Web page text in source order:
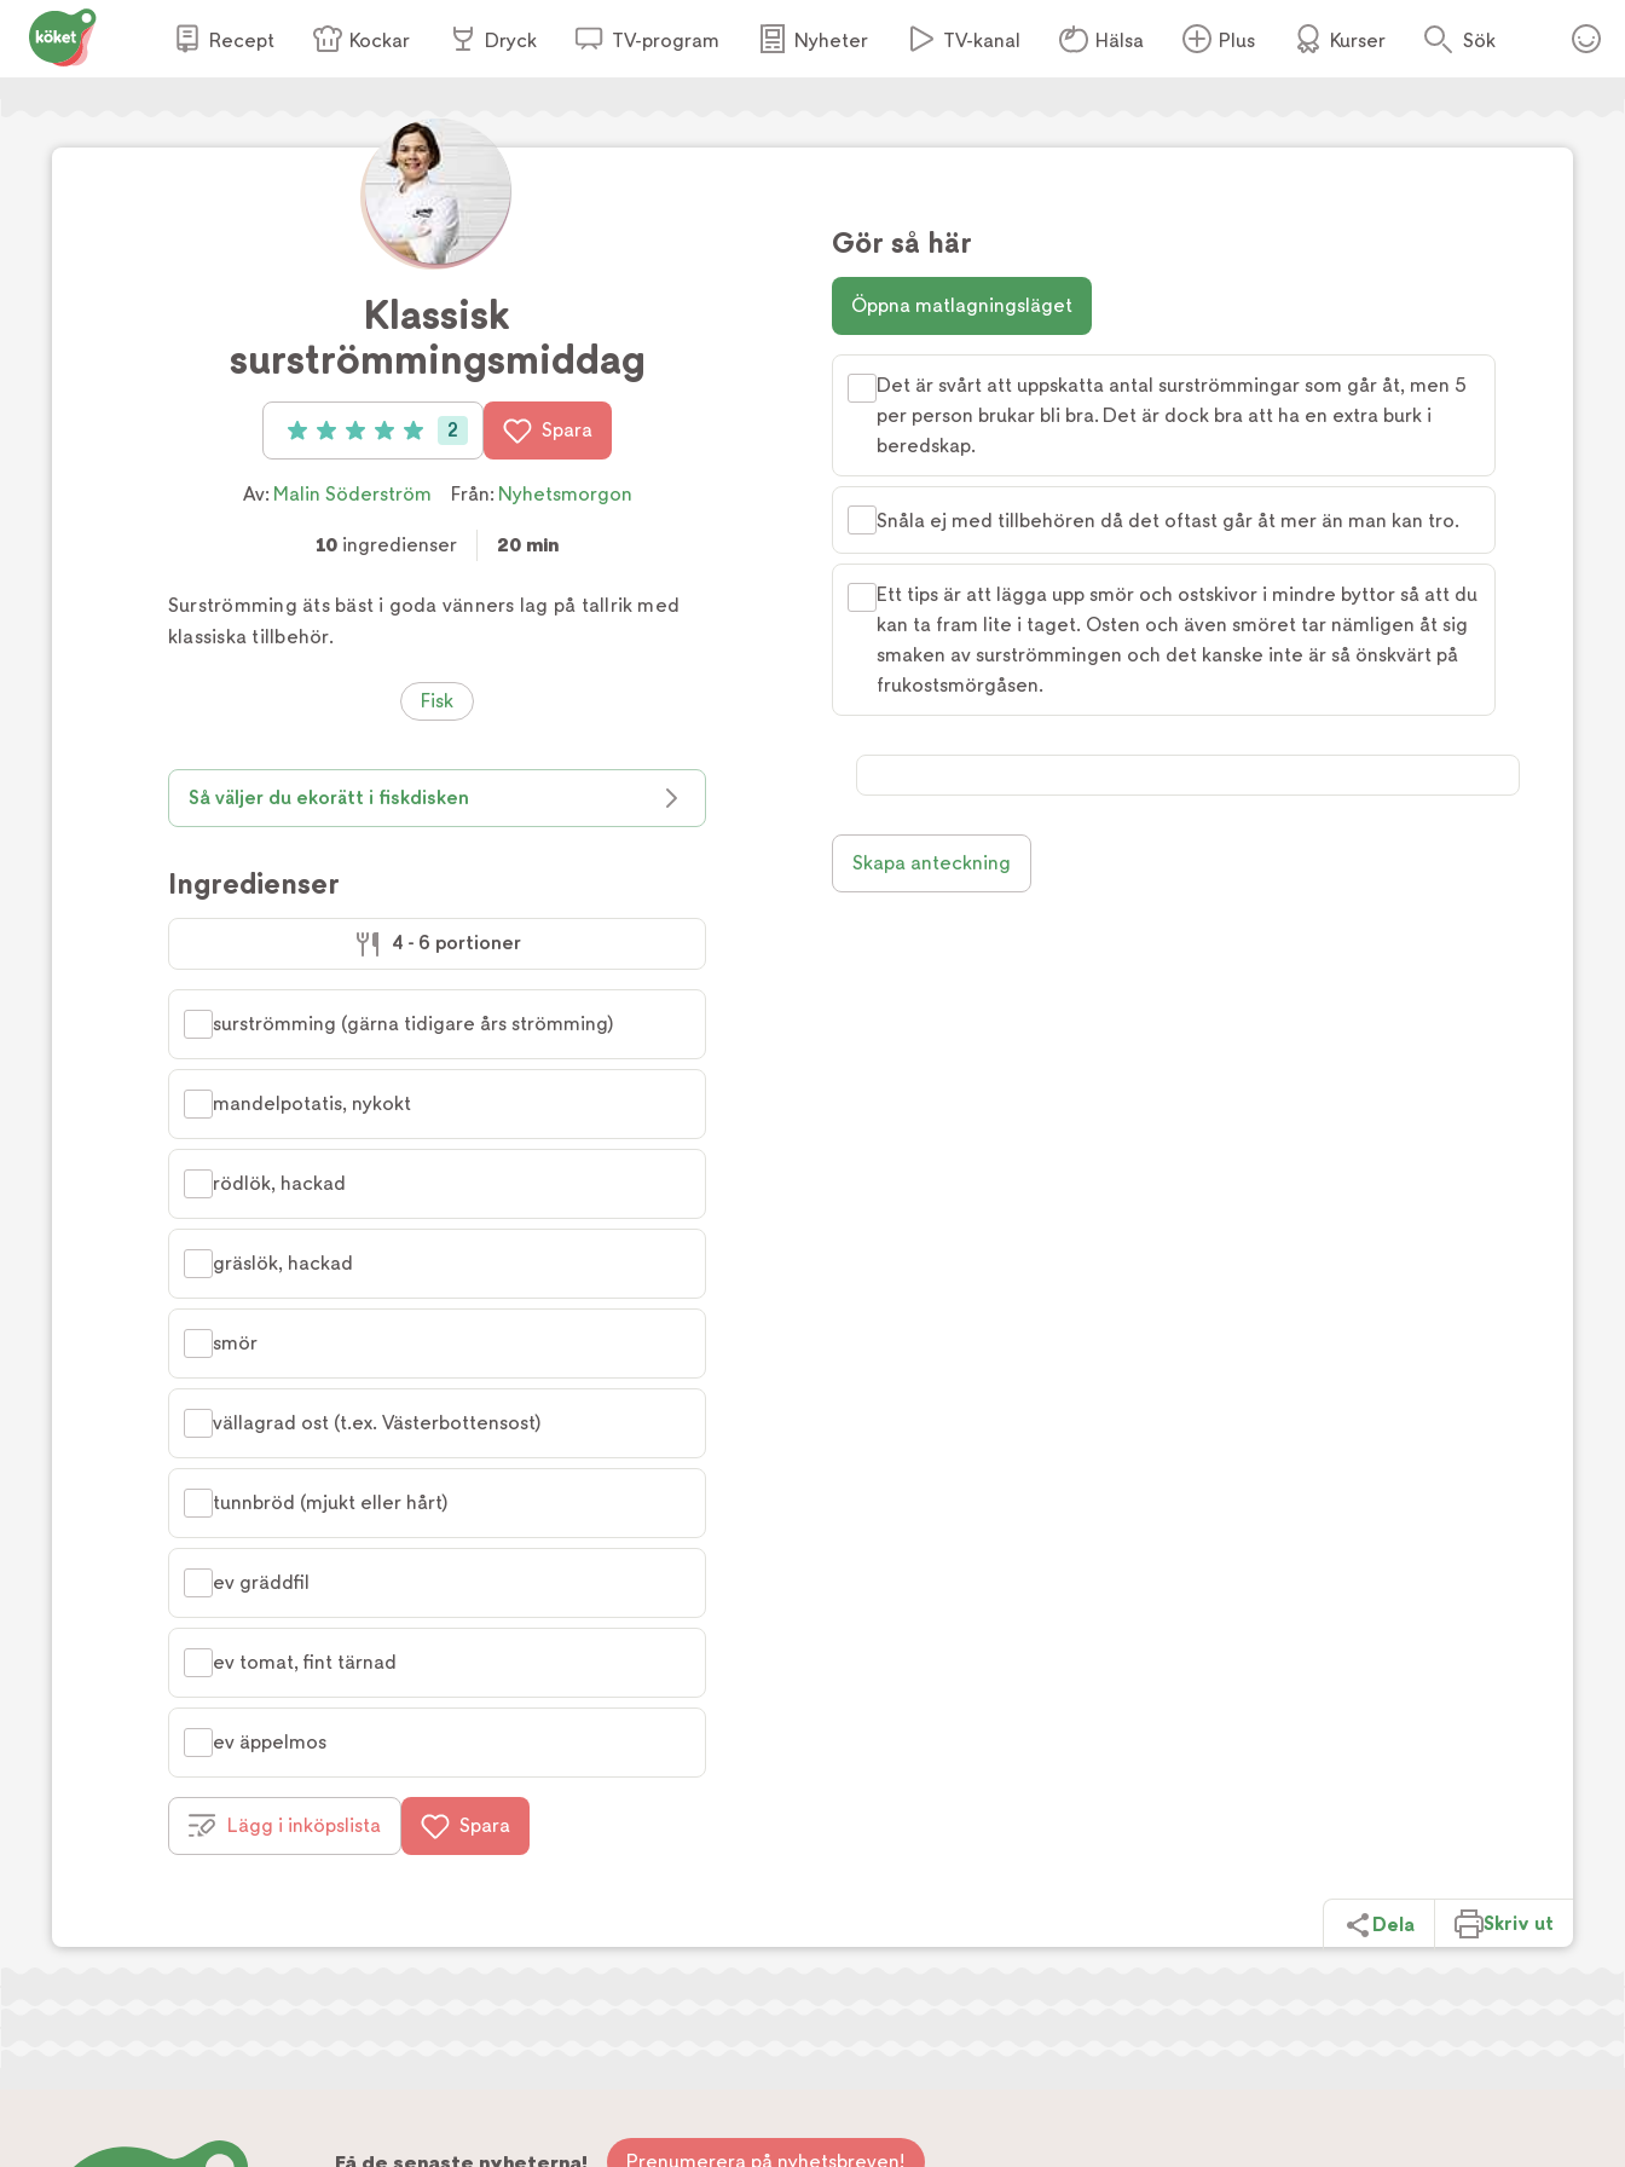
Recept Kockar Dryck TV-program Nyheter TV-kanal Hälsa Plus Kurser Sök
Foto:TV4
Klassisk
surströmmingsmiddag
Betyg: 5 av 5 (2 röster)
2 Spara
Av: Malin Söderström Från: Nyhetsmorgon
10 ingredienser 20 min
Surströmming äts bäst i goda vänners lag på tallrik med
klassiska tillbehör.
Fisk
Så väljer du ekorätt i fiskdisken
Ingredienser
4 - 6 portioner
surströmming (gärna tidigare års strömming)
mandelpotatis, nykokt
rödlök, hackad
gräslök, hackad
smör
vällagrad ost (t.ex. Västerbottensost)
tunnbröd (mjukt eller hårt)
ev gräddfil
ev tomat, fint tärnad
ev äppelmos
Lägg i inköpslista Spara
Gör så här
Öppna matlagningsläget
Det är svårt att uppskatta antal surströmmingar som går åt, men 5
per person brukar bli bra. Det är dock bra att ha en extra burk i
beredskap.
Snåla ej med tillbehören då det oftast går åt mer än man kan tro.
Ett tips är att lägga upp smör och ostskivor i mindre byttor så att du
kan ta fram lite i taget. Osten och även smöret tar nämligen åt sig
smaken av surströmmingen och det kanske inte är så önskvärt på
frukostsmörgåsen.
Skapa anteckning
Dela Skriv ut
Prenumerera på nyhetsbreven!